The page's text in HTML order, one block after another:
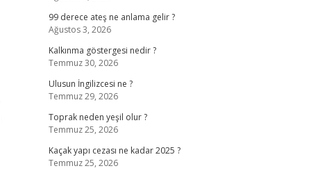
99 derece ateş ne anlama gelir ?
Ağustos 3, 2026
Kalkınma göstergesi nedir ?
Temmuz 30, 2026
Ulusun İngilizcesi ne ?
Temmuz 29, 2026
Toprak neden yeşil olur ?
Temmuz 25, 2026
Kaçak yapı cezası ne kadar 2025 ?
Temmuz 25, 2026